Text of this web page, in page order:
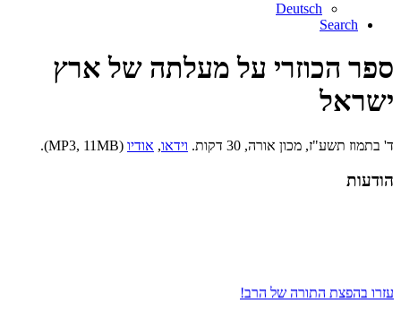
Deutsch
Search
ספר הכוזרי על מעלתה של ארץ
ישראל
ד' בתמוז תשע"ז, מכון אורה, 30 דקות. וידאו, אודיו (MP3, 11MB).
הודעות
עזרו בהפצת התורה של הרב!